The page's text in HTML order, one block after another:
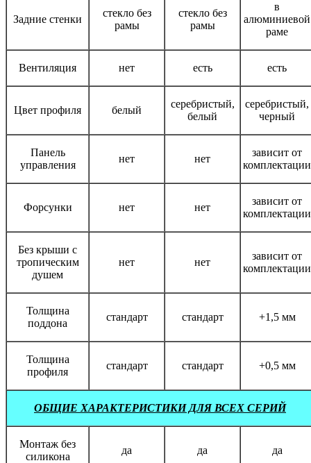
Задние стенки
стекло без
рамы
стекло без
рамы
в
алюминиевой
раме
Вентиляция нет есть есть
Цвет профиля белый
серебристый,
белый
серебристый,
черный
Панель
управления
нет нет
зависит от
комплектации
Форсунки нет нет
зависит от
комплектации
Без крыши с
тропическим
душем
нет нет
зависит от
комплектации
Толщина
поддона
стандарт стандарт +1,5 мм
Толщина
профиля
стандарт стандарт +0,5 мм
ОБЩИЕ ХАРАКТЕРИСТИКИ ДЛЯ ВСЕХ СЕРИЙ
Монтаж без
силикона
да да да